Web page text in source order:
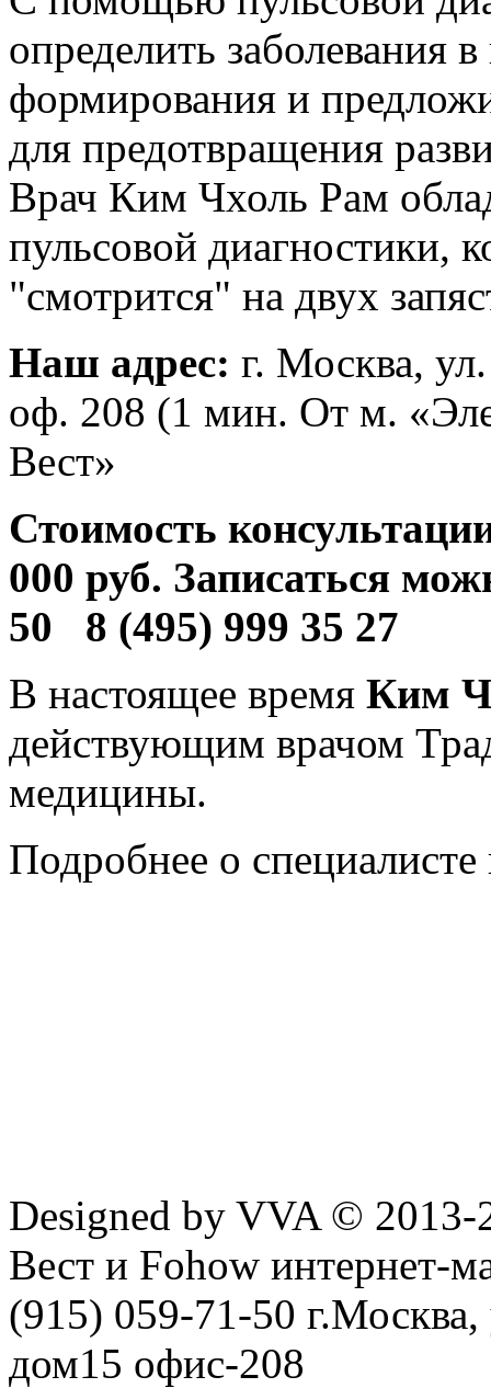
определить заболевания
формирования и
для предотвращения
Врач Ким Чхоль Рам
пульсовой диагностики,
"смотрится" на двух
Наш адрес: г. Москва,
оф. 208 (1 мин. От м.
Вест»
Стоимость
000 руб. Записаться
50 8 (495) 999 35 27
В настоящее время Ким
действующим врачом
медицины.
Подробнее о
Designed by VVA ©
Вест и Fohow интернет-
(915) 059-71-50
дом15 офис-208